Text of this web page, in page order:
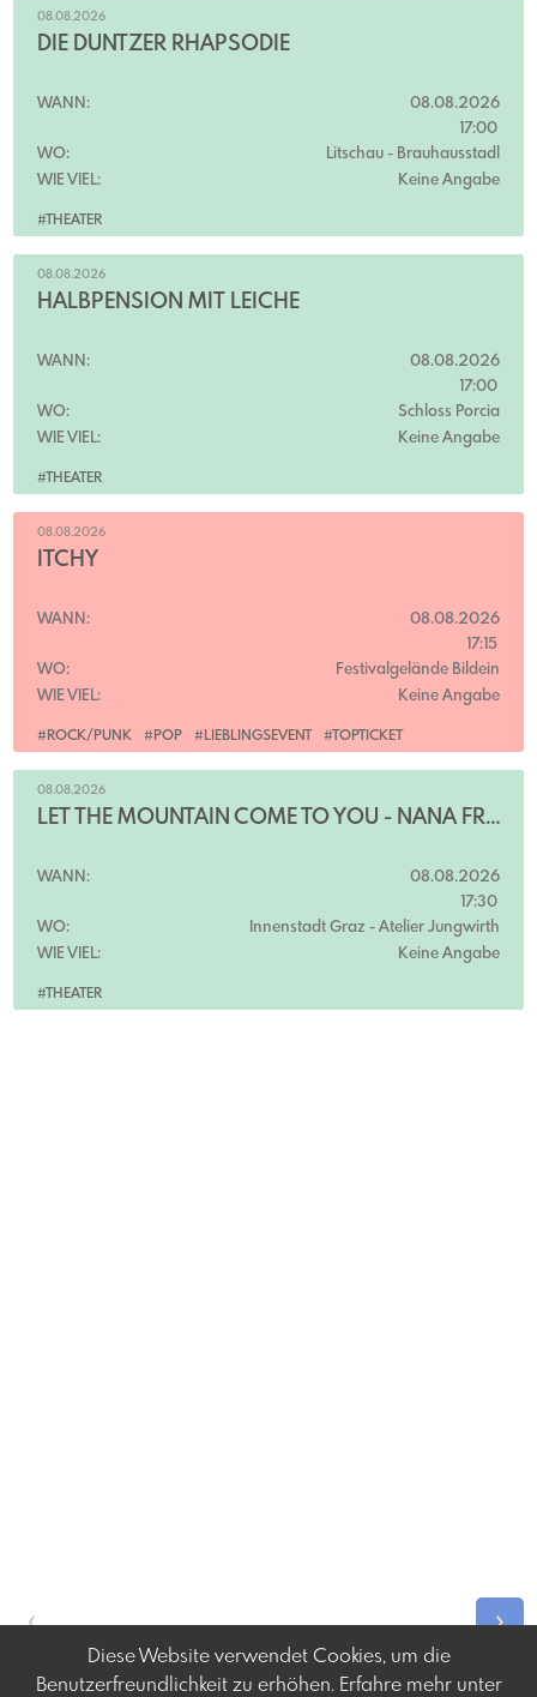
#THEATER
08.08.2026
DIE DÜNTZER RHAPSODIE
WANN:
08.08.2026
17:00
WO:
Litschau - Brauhausstadl
WIE VIEL:
Keine Angabe
#THEATER
08.08.2026
HALBPENSION MIT LEICHE
WANN:
08.08.2026
17:00
WO:
Schloss Porcia
WIE VIEL:
Keine Angabe
#ROCK/PUNK #POP #LIEBLINGSEVENT #TOPTICKET
08.08.2026
ITCHY
WANN:
08.08.2026
17:15
WO:
Festivalgelände Bildein
WIE VIEL:
Keine Angabe
#THEATER
08.08.2026
LET THE MOUNTAIN COME TO YOU - NANA FRANCISCA SCHOTTLÄNDER
WANN:
08.08.2026
17:30
WO:
Innenstadt Graz - Atelier Jungwirth
WIE VIEL:
Keine Angabe
‹ ›
Diese Website verwendet Cookies, um die
Benutzerfreundlichkeit zu erhöhen. Erfahre mehr unter